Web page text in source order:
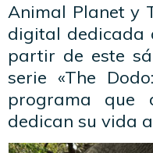
Animal Planet y
digital dedicada
partir de este
serie «The
programa que
dedican su vida